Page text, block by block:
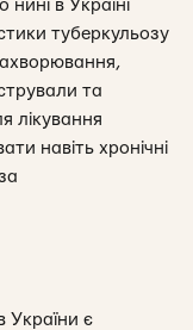
в Україні
туберкульозу
та
лікування
навіть хронічні
України є